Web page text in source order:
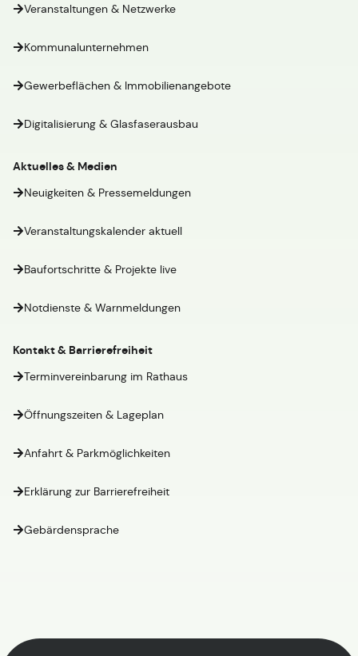
Veranstaltungen & Netzwerke
Kommunalunternehmen
Gewerbeflächen & Immobilienangebote
Digitalisierung & Glasfaserausbau
Aktuelles & Medien
Neuigkeiten & Pressemeldungen
Veranstaltungskalender aktuell
Baufortschritte & Projekte live
Notdienste & Warnmeldungen
Kontakt & Barrierefreiheit
Terminvereinbarung im Rathaus
Öffnungszeiten & Lageplan
Anfahrt & Parkmöglichkeiten
Erklärung zur Barrierefreiheit
Gebärdensprache